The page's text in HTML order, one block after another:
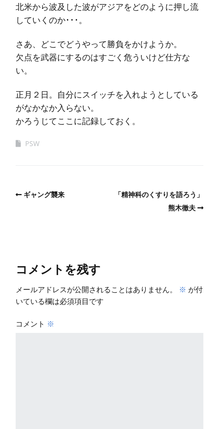
北米から波及した波がアジアをどのように押し流
していくのか･･･。
さあ、どこでどうやって勝負をかけようか。
欠点を武器にするのはすごく危ういけど仕方な
い。
正月２日。自分にスイッチを入れようとしている
がなかなか入らない。
かろうじてここに記録しておく。
PSW
ギャング襲来
「精神科のくすりを語ろう」
熊木徹夫
コメントを残す
メールアドレスが公開されることはありません。 ※ が付
いている欄は必須項目です
コメント ※